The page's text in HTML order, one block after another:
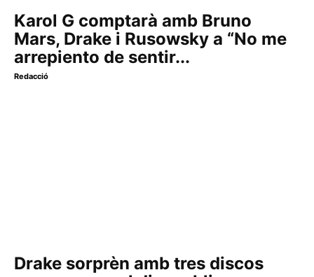
Karol G comptarà amb Bruno
Mars, Drake i Rusowsky a “No me
arrepiento de sentir...
Redacció
Drake sorprèn amb tres discos